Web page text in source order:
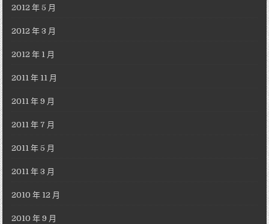
2012 年 5 月
2012 年 3 月
2012 年 1 月
2011 年 11 月
2011 年 9 月
2011 年 7 月
2011 年 5 月
2011 年 3 月
2010 年 12 月
2010 年 9 月